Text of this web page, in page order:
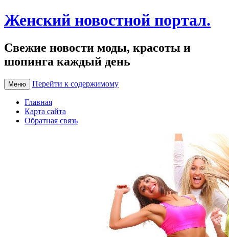
Женский новостной портал.
Свежие новости моды, красоты и
шопинга каждый день
Меню Перейти к содержимому
Главная
Карта сайта
Обратная связь